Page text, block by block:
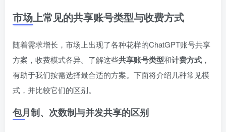
市场上常见的共享账号类型与收费方式
随着需求增长，市场上出现了各种花样的ChatGPT账号共享
方案，收费模式各异。了解这些共享账号类型和计费方式 ，
有助于我们按需选择最合适的方案。下面将介绍几种常见模
式，并比较它们的区别。
包月制、次数制与并发共享的区别